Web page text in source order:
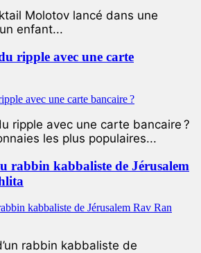
Molotov lancé dans une
enfant...
ripple avec une carte
ripple avec une carte bancaire ?
les plus populaires...
rabbin kabbaliste de Jérusalem
rabbin kabbaliste de